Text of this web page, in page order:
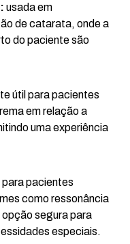
usada em
de catarata, onde a
do paciente são
útil para pacientes
em relação a
uma experiência
pacientes
como ressonância
segura para
especiais.